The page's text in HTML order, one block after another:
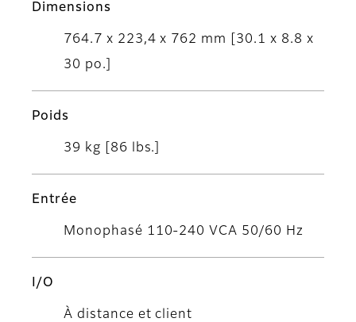
Dimensions
764.7 x 223,4 x 762 mm [30.1 x 8.8 x
30 po.]
Poids
39 kg [86 lbs.]
Entrée
Monophasé 110-240 VCA 50/60 Hz
I/O
À distance et client